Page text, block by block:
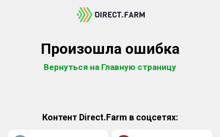
Произошла ошибка
Вернуться на Главную страницу
Контент Direct.Farm в соцсетях: